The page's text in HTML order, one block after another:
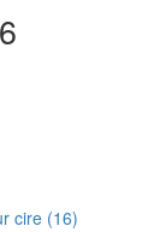
cire (16)